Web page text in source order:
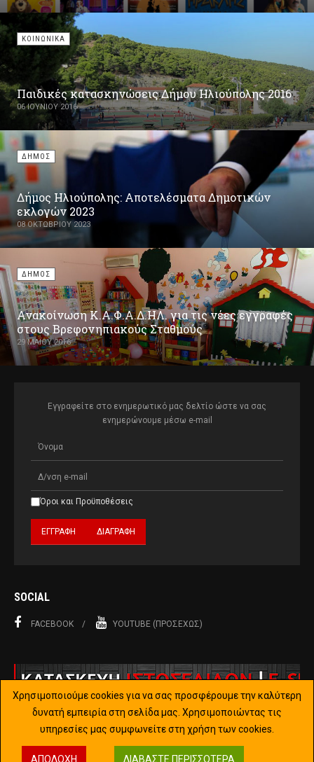
ΚΟΙΝΩΝΙΚΑ
Παιδικές κατασκηνώσεις Δήμου Ηλιούπολης 2016
06 ΙΟΥΝΊΟΥ 2016
ΔΗΜΟΣ
Δήμος Ηλιούπολης: Αποτελέσματα Δημοτικών
εκλογών 2023
08 ΟΚΤΩΒΡΊΟΥ 2023
ΔΗΜΟΣ
Ανακοίνωση Κ.Α.Φ.Α.Δ.ΗΛ. για τις νέες εγγραφές
στους Βρεφονηπιακούς Σταθμούς
29 ΜΑΪ́ΟΥ 2016
Εγγραφείτε στο ενημερωτικό μας δελτίο ώστε να σας
ενημερώνουμε μέσω e-mail
Όροι και Προϋποθέσεις
SOCIAL
FACEBOOK YOUTUBE (ΠΡΟΣΕΧΏΣ)
Copyright © 2015-2019 Joomla!. All Rights Reserved. Designed by
Χρησιμοποιούμε cookies για να σας προσφέρουμε την καλύτερη
δυνατή εμπειρία στη σελίδα μας. Χρησιμοποιώντας τις
υπηρεσίες μας συμφωνείτε στη χρήση των cookies.
ΑΠΟΔΟΧΉ ΔΙΑΒΆΣΤΕ ΠΕΡΙΣΣΌΤΕΡΑ